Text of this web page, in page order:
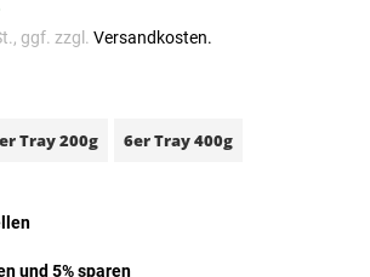
ggf. zzgl. Versandkosten.
Tray 200g 6er Tray 400g
und 5% sparen